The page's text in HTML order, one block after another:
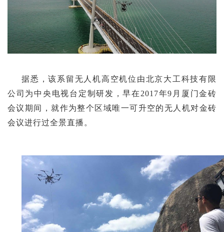
据悉，该系留无人机高空机位由北京大工科技有限
公司为中央电视台定制研发，早在2017年9月厦门金砖
会议期间，就作为整个区域唯一可升空的无人机对金砖
会议进行过全景直播。